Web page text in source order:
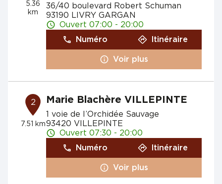
5.36
km
36/40 boulevard Robert Schuman
93190 LIVRY GARGAN
Ouvert 07:00 - 20:00
Numéro
Itinéraire
Voir plus
2
7.51 km
Marie Blachère VILLEPINTE
1 voie de l’Orchidée Sauvage
93420 VILLEPINTE
Ouvert 07:30 - 20:00
Numéro
Itinéraire
Voir plus